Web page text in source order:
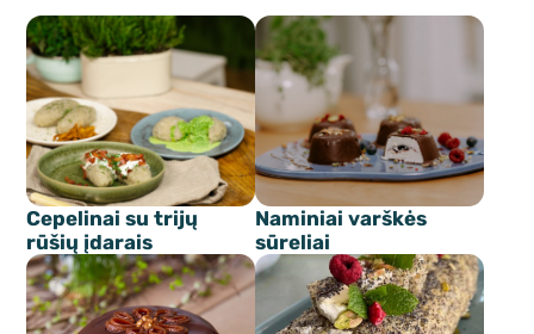
Cepelinai su trijų
rūšių įdarais
Naminiai varškės
sūreliai